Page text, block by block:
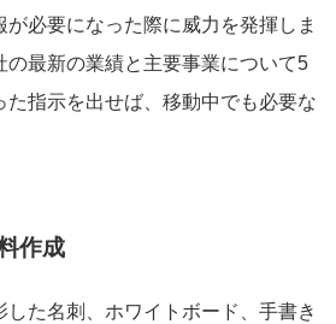
が必要になった際に威力を発揮しま
の最新の業績と主要事業について5
た指示を出せば、移動中でも必要な
作成
した名刺、ホワイトボード、手書き